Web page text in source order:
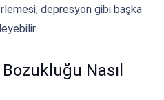
depresyon gibi başka
Nasıl